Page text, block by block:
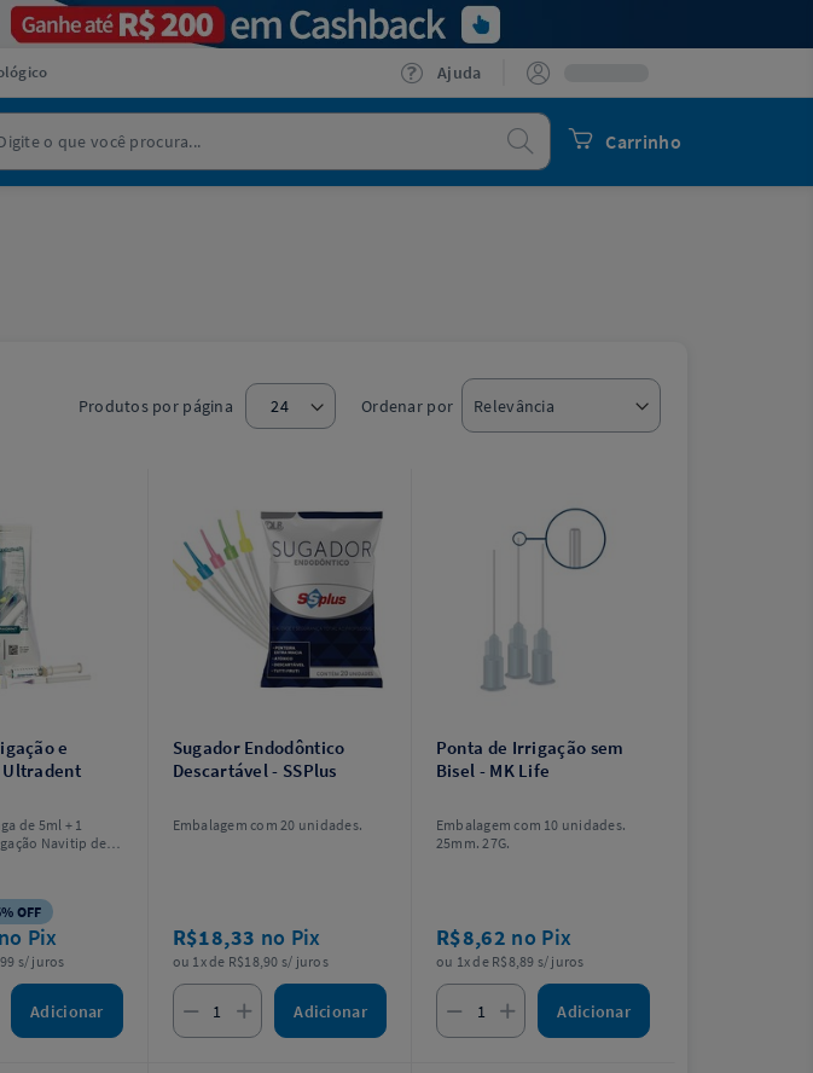
Ajuda
Carrinho
Procurar
Produtos por página Ordenar por
e
Ultradent
de 5ml + 1
Navitip de
Capillary Tip
+ 1 Ponta de
Tip 0,36mm
de Aplicação
1 Adaptador Luer
para Irrigação
Tip.
OFF
no Pix
s/ juros
Adicionar
Sugador Endodôntico
Descartável - SSPlus
Embalagem com 20 unidades.
R$18,33 no Pix
ou 1x de R$18,90 s/ juros
Adicionar
Ponta de Irrigação sem
Bisel - MK Life
Embalagem com 10 unidades.
25mm. 27G.
R$8,62 no Pix
ou 1x de R$8,89 s/ juros
Adicionar